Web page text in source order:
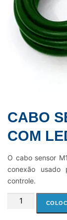
CABO
COM
O cabo sensor
conexão usado
controle.
CABO